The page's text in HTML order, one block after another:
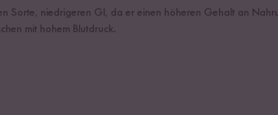
Sorte, niedrigeren GI, da er einen höheren Gehalt an
mit hohem Blutdruck.